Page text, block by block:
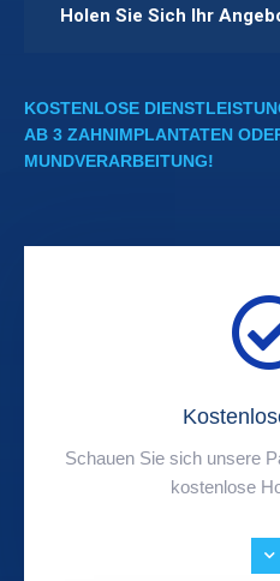
Holen Sie Sich Ihr
KOSTENLOSE
AB 3 ZAHNIMPLANTATEN
MUNDVERARBEITUNG!
Schauen Sie sich unsere
kostenlose